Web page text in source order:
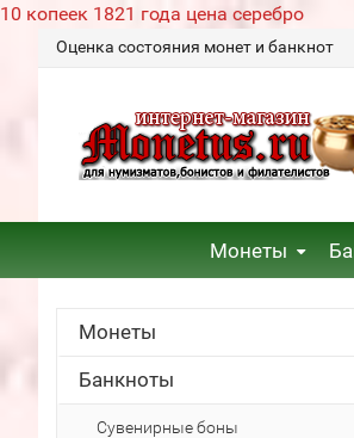
10 копеек 1821 года цена серебро
Оценка состояния монет и банкнот
Монеты
Монеты
Банкноты
Сувенирные боны